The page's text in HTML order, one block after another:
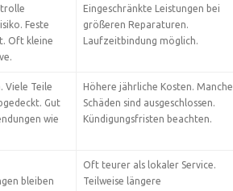
Feste
Oft kleine
Eingeschränkte Leistungen bei
größeren Reparaturen.
Laufzeitbindung möglich.
Viele Teile
Gut
wie
Höhere jährliche Kosten. Manche
Schäden sind ausgeschlossen.
Kündigungsfristen beachten.
bleiben
Oft teurer als lokaler Service.
Teilweise längere